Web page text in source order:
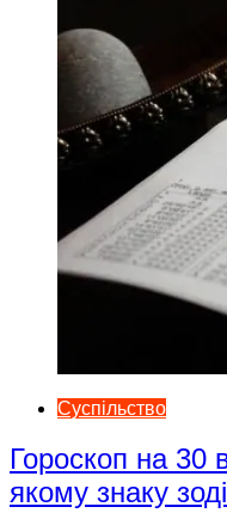
Суспільство
Гороскоп на 30
якому знаку